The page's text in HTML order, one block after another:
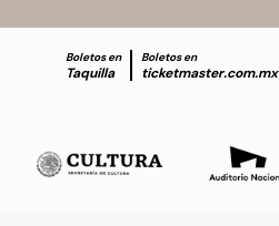
Boletos en
Taquilla
Boletos en
ticketmaster.com.mx